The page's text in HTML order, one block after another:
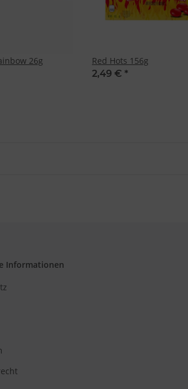
26g
Red Hots 156g
2,49 € *
Informationen